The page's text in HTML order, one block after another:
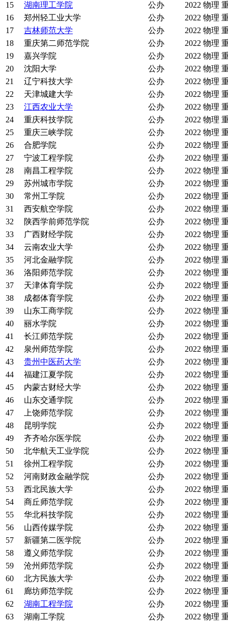
15
湖南理工学院 公办 2022 物理
16
郑州轻工业大学 公办 2022 物理
17
吉林师范大学 公办 2022 物理
18
重庆第二师范学院 公办 2022 物理
19
嘉兴学院 公办 2022 物理
20
沈阳大学 公办 2022 物理
21
辽宁科技大学 公办 2022 物理
22
天津城建大学 公办 2022 物理
23
江西农业大学 公办 2022 物理
24
重庆科技学院 公办 2022 物理
25
重庆三峡学院 公办 2022 物理
26
合肥学院 公办 2022 物理
27
宁波工程学院 公办 2022 物理
28
南昌工程学院 公办 2022 物理
29
苏州城市学院 公办 2022 物理
30
常州工学院 公办 2022 物理
31
西安航空学院 公办 2022 物理
32
陕西学前师范学院 公办 2022 物理
33
广西财经学院 公办 2022 物理
34
云南农业大学 公办 2022 物理
35
河北金融学院 公办 2022 物理
36
洛阳师范学院 公办 2022 物理
37
天津体育学院 公办 2022 物理
38
成都体育学院 公办 2022 物理
39
山东工商学院 公办 2022 物理
40
丽水学院 公办 2022 物理
41
长江师范学院 公办 2022 物理
42
泉州师范学院 公办 2022 物理
43
贵州中医药大学 公办 2022 物理
44
福建江夏学院 公办 2022 物理
45
内蒙古财经大学 公办 2022 物理
46
山东交通学院 公办 2022 物理
47
上饶师范学院 公办 2022 物理
48
昆明学院 公办 2022 物理
49
齐齐哈尔医学院 公办 2022 物理
50
北华航天工业学院 公办 2022 物理
51
徐州工程学院 公办 2022 物理
52
河南财政金融学院 公办 2022 物理
53
西北民族大学 公办 2022 物理
54
商丘师范学院 公办 2022 物理
55
华北科技学院 公办 2022 物理
56
山西传媒学院 公办 2022 物理
57
新疆第二医学院 公办 2022 物理
58
遵义师范学院 公办 2022 物理
59
沧州师范学院 公办 2022 物理
60
北方民族大学 公办 2022 物理
61
廊坊师范学院 公办 2022 物理
62
湖南工程学院 公办 2022 物理
63
湖南工学院 公办 2022 物理